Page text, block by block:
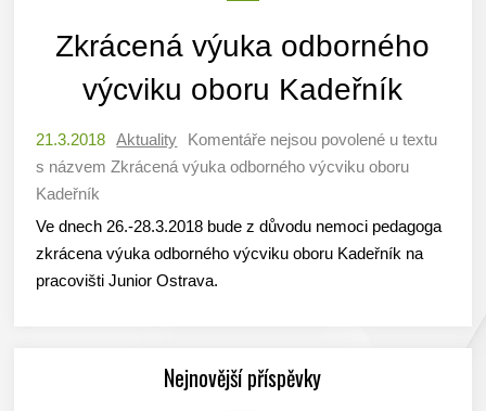
Zkrácená výuka odborného
výcviku oboru Kadeřník
21.3.2018 Aktuality Komentáře nejsou povolené u textu
s názvem Zkrácená výuka odborného výcviku oboru
Kadeřník
Ve dnech 26.-28.3.2018 bude z důvodu nemoci pedagoga
zkrácena výuka odborného výcviku oboru Kadeřník na
pracovišti Junior Ostrava.
Nejnovější příspěvky